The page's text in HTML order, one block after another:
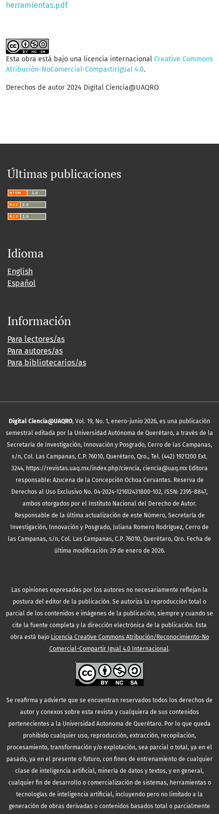
herramientas.pdf
Esta obra está bajo una licencia internacional Creative Commons
Atribución-NoComercial-CompartirIgual 4.0.
Derechos de autor 2024 Digital Ciencia@UAQRO
Últimas publicaciones
Idioma
English
Español
Información
Para lectores/as
Para autores/as
Para bibliotecarios/as
Digital Ciencia@UAQRO, Vol. 19, No. 1, enero-junio 2026, es una publicación
semestral editada por la Universidad Autónoma de Querétaro, a través de la
Secretaría de Investigación, Innovación y Posgrado, Cerro de las Campanas,
s/n, Col. Las Campanas, C.P. 76010, Querétaro, Qro., Tel. (442) 1921200 Ext.
3244, https://revistas.uaq.mx/index.php/ciencia, ciencia@uaq.mx Editora
responsable: Azucena de la Concepción Ochoa Cervantes. Reserva de
Derechos al Uso Exclusivo No. 04-2024-121612431800-102, ISSN: 2395-8847,
ambos otorgados por el Instituto Nacional del Derecho de Autor.
Responsable de la última actualización de este Número, Secretaría de
Investigación, Innovación y Posgrado, Juliana Romero Rodríguez, Cerro de
las Campanas, s/n, Col. Las Campanas, C.P. 76010, Querétaro, Qro. Fecha de
última modificación: 29 de enero de 2026.
Las opiniones expresadas por los autores no necesariamente reflejan la
postura del editor de la publicación. Se autoriza la reproducción total o
parcial de los contenidos e imágenes de la publicación, siempre y cuando se
cite la fuente completa y la dirección electrónica de la publicación. Esta
obra está bajo Licencia Creative Commons Atribución/Reconocimiento-No
Comercial-Compartir Igual 4.0 Internacional.
Se reafirma y advierte que se encuentran reservados todos los derechos de
autor y conexos sobre esta revista y cualquiera de sus contenidos
pertenecientes a la Universidad Autonoma de Querétaro. Por lo que queda
prohibido cualquier uso, reproducción, extracción, recopilación,
procesamiento, transformación y/o explotación, sea parcial o total, ya en el
pasado, ya en el presente o futuro, con fines de entrenamiento de cualquier
clase de inteligencia artificial, minería de datos y textos, y en general,
cualquier fin de desarrollo o comercialización de sistemas, herramientas o
tecnologías de inteligencia artificial, incluyendo pero no limitado a la
generación de obras derivadas o contenidos basados total o parcialmente